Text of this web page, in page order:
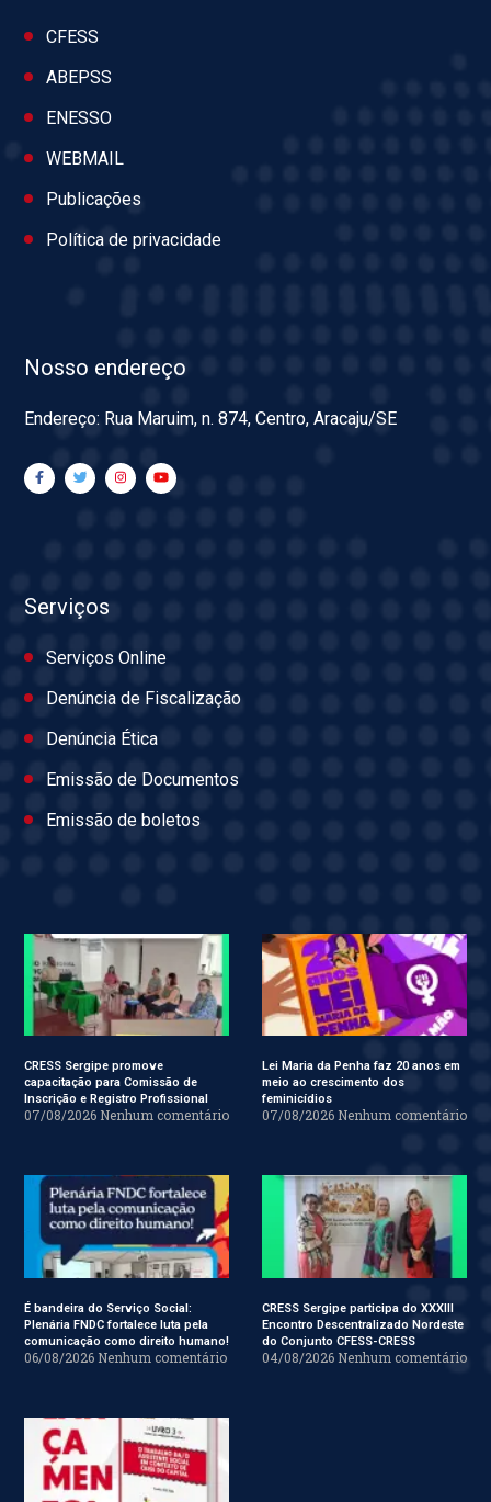
CFESS
ABEPSS
ENESSO
WEBMAIL
Publicações
Política de privacidade
Nosso endereço
Endereço: Rua Maruim, n. 874, Centro, Aracaju/SE
Serviços
Serviços Online
Denúncia de Fiscalização
Denúncia Ética
Emissão de Documentos
Emissão de boletos
CRESS Sergipe promove
capacitação para Comissão de
Inscrição e Registro Profissional
07/08/2026 Nenhum comentário
Lei Maria da Penha faz 20 anos em
meio ao crescimento dos
feminicídios
07/08/2026 Nenhum comentário
É bandeira do Serviço Social:
Plenária FNDC fortalece luta pela
comunicação como direito humano!
06/08/2026 Nenhum comentário
CRESS Sergipe participa do XXXIII
Encontro Descentralizado Nordeste
do Conjunto CFESS-CRESS
04/08/2026 Nenhum comentário